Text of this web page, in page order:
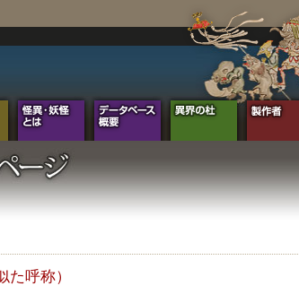
た呼称）